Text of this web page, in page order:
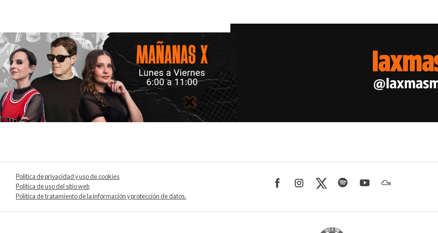
Política de privacidad y uso de cookies
Política de uso del sitio web
Política de tratamiento de la información y protección de datos.